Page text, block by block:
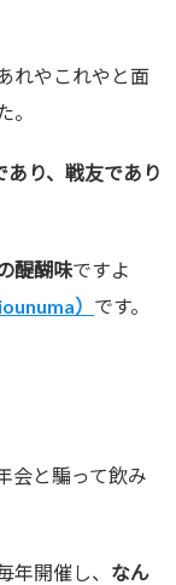
れやこれやと面
あり、戦友であり
醍醐味ですよ
） です。
会と騙って飲み
開催し、 なん